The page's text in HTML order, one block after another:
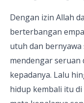
Dengan izin Allah
berterbangan
utuh dan
mendengar
kepadanya. Lalu
hidup kembali itu